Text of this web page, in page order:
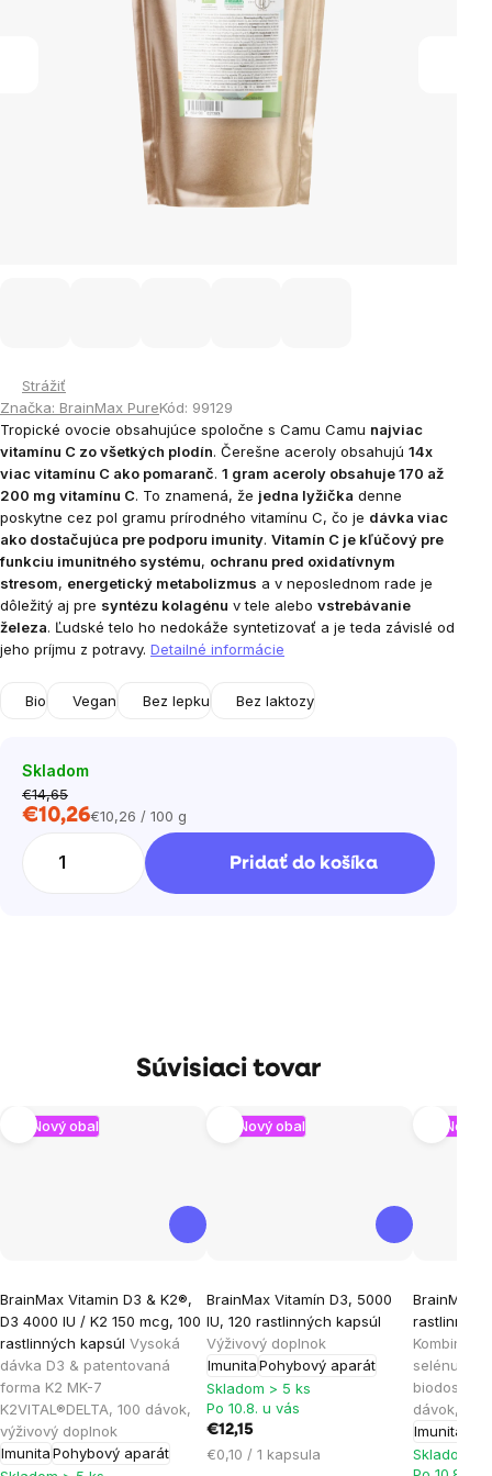
Strážiť
Značka: BrainMax PureKód: 99129
Tropické ovocie obsahujúce spoločne s Camu Camu najviac
vitamínu C zo všetkých plodín. Čerešne aceroly obsahujú 14x
viac vitamínu C ako pomaranč. 1 gram aceroly obsahuje 170 až
200 mg vitamínu C. To znamená, že jedna lyžička denne
poskytne cez pol gramu prírodného vitamínu C, čo je dávka viac
ako dostačujúca pre podporu imunity. Vitamín C je kľúčový pre
funkciu imunitného systému, ochranu pred oxidatívnym
stresom, energetický metabolizmus a v neposlednom rade je
dôležitý aj pre syntézu kolagénu v tele alebo vstrebávanie
železa. Ľudské telo ho nedokáže syntetizovať a je teda závislé od
jeho príjmu z potravy. Detailné informácie
Bio Vegan Bez lepku Bez laktozy
Skladom
€14,65
€10,26Jednotková
€10,26 / 100 g
Pridať do košíka
Súvisiaci tovar
Nový obal
BrainMax Vitamin D3 & K2®,
D3 4000 IU / K2 150 mcg, 100
rastlinných kapsúl Vysoká
dávka D3 & patentovaná
forma K2 MK-7
K2VITAL®DELTA, 100 dávok,
výživový doplnok
ImunitaPohybový aparát
hodnotenie
produktu
je
4,9
z
5
hviezdičiek.
Nový obal
BrainMax Vitamín D3, 5000
IU, 120 rastlinných kapsúl
Výživový doplnok
ImunitaPohybový aparát
hodnotenie
produktu
je
5,0
z
5
hviezdičiek.
Skladom > 5 ks
Po 10.8. u vás
€12,15
Jednotková
€0,10 / 1 kapsula
Nový
BrainMax
rastlinných
selénu vo
dávok,
Imunita
produktu
je
4,8
z
5
Skladom >